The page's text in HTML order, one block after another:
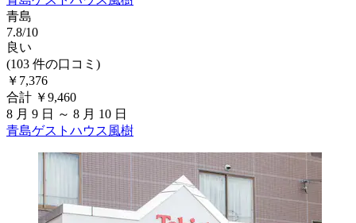
青島
7.8/10
良い
(103 件の口コミ)
￥7,376
合計 ￥9,460
8 月 9 日 ～ 8 月 10 日
青島ゲストハウス風樹